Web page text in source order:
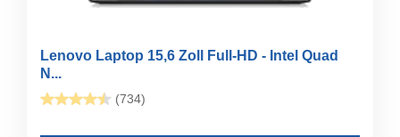
Lenovo Laptop 15,6 Zoll Full-HD - Intel Quad
N...
(734)